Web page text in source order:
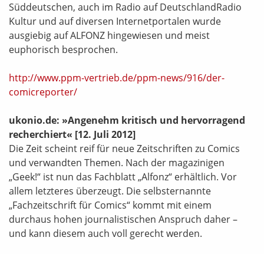
Süddeutschen, auch im Radio auf DeutschlandRadio
Kultur und auf diversen Internetportalen wurde
ausgiebig auf ALFONZ hingewiesen und meist
euphorisch besprochen.
http://www.ppm-vertrieb.de/ppm-news/916/der-
comicreporter/
ukonio.de: »Angenehm kritisch und hervorragend
recherchiert« [12. Juli 2012]
Die Zeit scheint reif für neue Zeitschriften zu Comics
und verwandten Themen. Nach der magazinigen
„Geek!“ ist nun das Fachblatt „Alfonz“ erhältlich. Vor
allem letzteres überzeugt. Die selbsternannte
„Fachzeitschrift für Comics“ kommt mit einem
durchaus hohen journalistischen Anspruch daher –
und kann diesem auch voll gerecht werden.